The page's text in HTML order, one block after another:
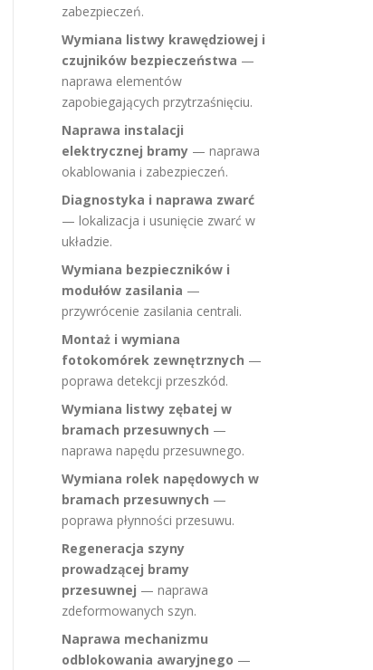
zabezpieczeń.
Wymiana listwy krawędziowej i
czujników bezpieczeństwa —
naprawa elementów
zapobiegających przytrzaśnięciu.
Naprawa instalacji
elektrycznej bramy — naprawa
okablowania i zabezpieczeń.
Diagnostyka i naprawa zwarć
— lokalizacja i usunięcie zwarć w
układzie.
Wymiana bezpieczników i
modułów zasilania —
przywrócenie zasilania centrali.
Montaż i wymiana
fotokomórek zewnętrznych —
poprawa detekcji przeszkód.
Wymiana listwy zębatej w
bramach przesuwnych —
naprawa napędu przesuwnego.
Wymiana rolek napędowych w
bramach przesuwnych —
poprawa płynności przesuwu.
Regeneracja szyny
prowadzącej bramy
przesuwnej — naprawa
zdeformowanych szyn.
Naprawa mechanizmu
odblokowania awaryjnego —